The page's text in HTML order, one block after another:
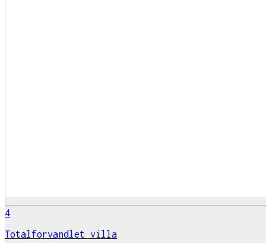
4
Totalforvandlet villa